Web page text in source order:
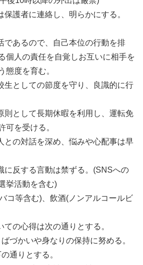
護者に連絡し、明らかにする。
であるので、自己本位の行動を排
個人の責任を自覚しお互いに相手を
態度を育む。
生としての節度を守り、良識的に行
則として長期休暇を利用し、運転免
可を受ける。
との対話を深め、悩みや心配事は早
に反する言動は禁ずる。(SNSへの
挙活動を含む)
コ等含む)、飲酒(ノンアルコールビ
の心得は次の通りとする。
づかいや身なりの保持に努める。
通りとする。